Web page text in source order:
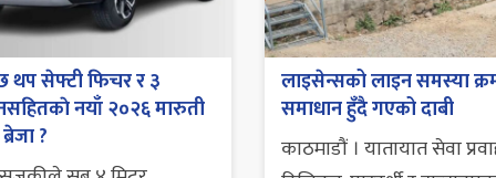
थप सेफ्टी फिचर र ३
नयाँ २०२६ मारुती
?
लाइसेन्सको लाइन समस्या
समाधान हुँदै गएको दाबी
काठमाडौं । यातायात सेवा